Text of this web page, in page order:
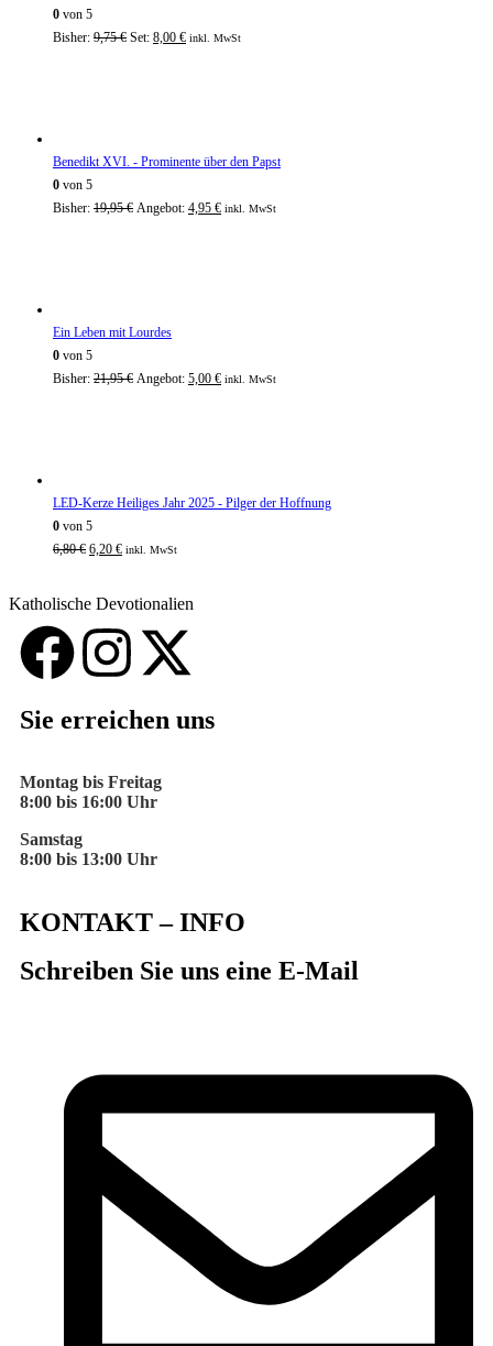
0 von 5
Bisher: 9,75€ Set: 8,00 € inkl. MwSt
Benedikt XVI. - Prominente über den Papst
0 von 5
Bisher: 19,95€ Angebot: 4,95 € inkl. MwSt
Ein Leben mit Lourdes
0 von 5
Bisher: 21,95€ Angebot: 5,00 € inkl. MwSt
LED-Kerze Heiliges Jahr 2025 - Pilger der Hoffnung
0 von 5
6,80€ 6,20 € inkl. MwSt
Katholische Devotionalien
Sie erreichen uns
Montag bis Freitag
8:00 bis 16:00 Uhr
Samstag
8:00 bis 13:00 Uhr
KONTAKT – INFO
Schreiben Sie uns eine E-Mail